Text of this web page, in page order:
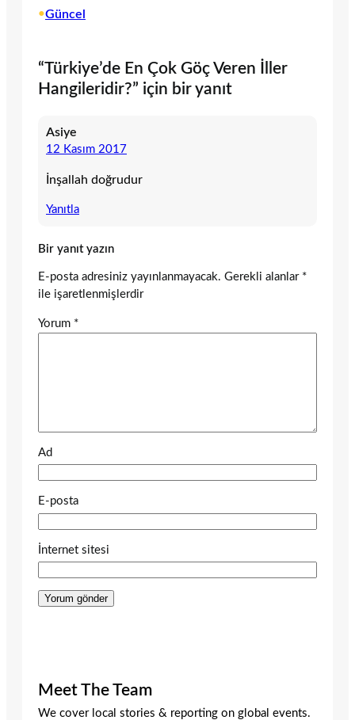
•Güncel
“Türkiye’de En Çok Göç Veren İller
Hangileridir?” için bir yanıt
Asiye
12 Kasım 2017
İnşallah doğrudur
Yanıtla
Bir yanıt yazın
E-posta adresiniz yayınlanmayacak. Gerekli alanlar *
ile işaretlenmişlerdir
Yorum *
Ad
E-posta
İnternet sitesi
Meet The Team
We cover local stories & reporting on global events.